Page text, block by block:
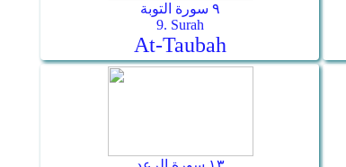
٩ سورة التوبة
9. Surah
At-Taubah